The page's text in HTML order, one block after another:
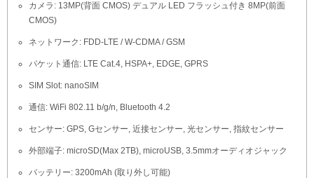
カメラ: 13MP(背面 CMOS) デュアル LED フラッシュ付き 8MP(前面
CMOS)
ネットワーク: FDD-LTE / W-CDMA / GSM
パケット通信: LTE Cat.4, HSPA+, EDGE, GPRS
SIM Slot: nanoSIM
通信: WiFi 802.11 b/g/n, Bluetooth 4.2
センサー: GPS, Gセンサー, 近接センサー, 光センサー, 指紋センサー
外部端子: microSD(Max 2TB), microUSB, 3.5mmオーディオジャック
バッテリー: 3200mAh (取り外し可能)